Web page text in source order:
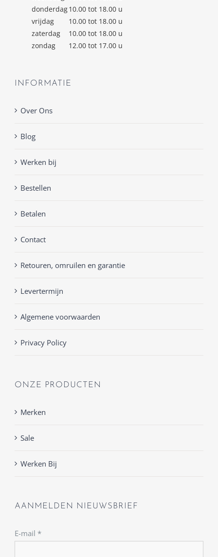
donderdag10.00 tot 18.00 u
vrijdag
10.00 tot 18.00 u
zaterdag
10.00 tot 18.00 u
zondag
12.00 tot 17.00 u
INFORMATIE
Over Ons
Blog
Werken bij
Bestellen
Betalen
Contact
Retouren, omruilen en garantie
Levertermijn
Algemene voorwaarden
Privacy Policy
ONZE PRODUCTEN
Merken
Sale
Werken Bij
AANMELDEN NIEUWSBRIEF
E-mail *